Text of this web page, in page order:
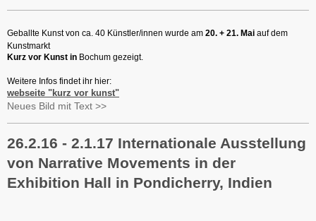
Geballte Kunst von ca. 40 Künstler/innen wurde am 20. + 21. Mai auf dem
Kunstmarkt
Kurz vor Kunst in Bochum gezeigt.
Weitere Infos findet ihr hier:
webseite "kurz vor kunst"
Neues Bild mit Text >>
26.2.16 - 2.1.17 Internationale Ausstellung
von Narrative Movements in der
Exhibition Hall in Pondicherry, Indien